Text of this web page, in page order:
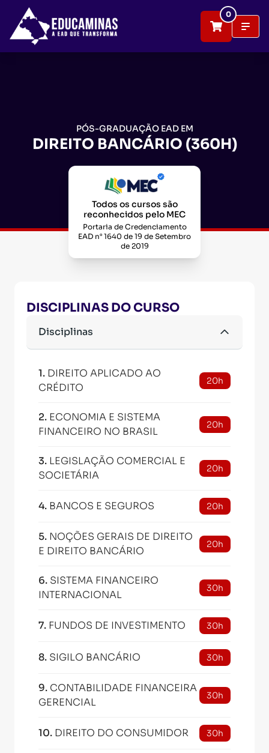
0
PÓS-GRADUAÇÃO EAD EM
DIREITO BANCÁRIO (360H)
Todos os cursos são
reconhecidos pelo MEC
Portaria de Credenciamento
EAD n° 1640 de 19 de Setembro
de 2019
DISCIPLINAS DO CURSO
Disciplinas
1. DIREITO APLICADO AO
CRÉDITO
20h
2. ECONOMIA E SISTEMA
FINANCEIRO NO BRASIL
20h
3. LEGISLAÇÃO COMERCIAL E
SOCIETÁRIA
20h
4. BANCOS E SEGUROS 20h
5. NOÇÕES GERAIS DE DIREITO
E DIREITO BANCÁRIO
20h
6. SISTEMA FINANCEIRO
INTERNACIONAL
30h
7. FUNDOS DE INVESTIMENTO 30h
8. SIGILO BANCÁRIO 30h
9. CONTABILIDADE FINANCEIRA
GERENCIAL
30h
10. DIREITO DO CONSUMIDOR 30h